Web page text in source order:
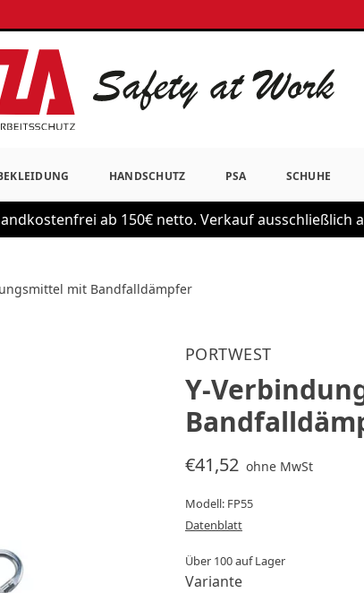
HANDSCHUTZ PSA SCHUHE
ab 150€ netto. Verkauf ausschließlich
mit Bandfalldämpfer
PORTWEST
Y-
€41,52 ohne MwSt
Modell: FP55
Datenblatt
Über 100 auf Lager
Variante